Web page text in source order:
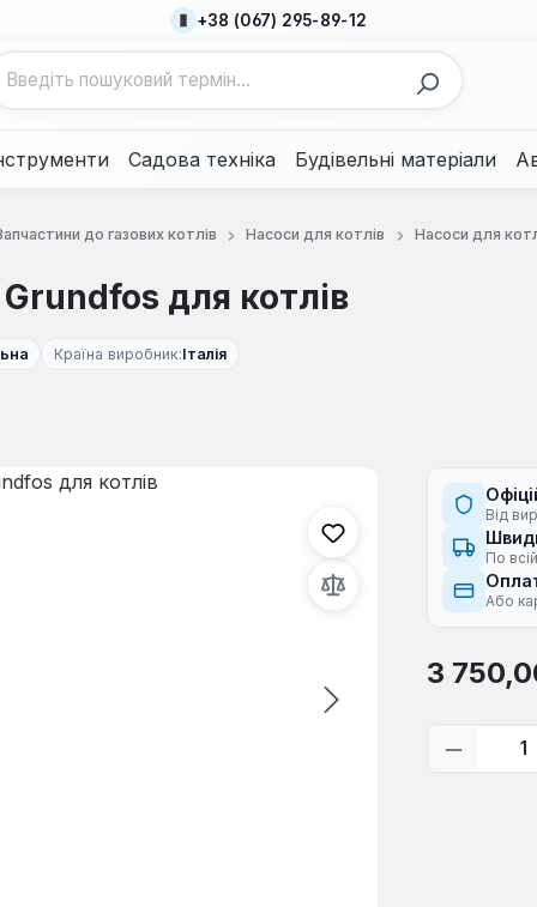
+38 (067) 295-89-12
Садова техніка Будівельні матеріали
до газових котлів Насоси для котлів Насоси для
для котлів
Країна виробник:Італія
Від
По
Або
Звичайна
3